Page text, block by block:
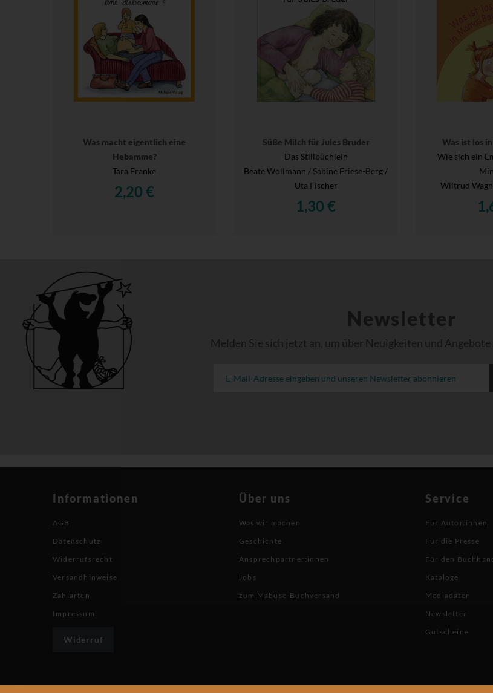
Was macht eigentlich eine
Hebamme?
Tara Franke
2,20 €
Süße Milch für Jules Bruder
Das Stillbüchlein
Beate Wollmann / Sabine Friese-Berg /
Uta Fischer
1,30 €
Was ist los
Wie sich ein
Wiltrud
Newsletter
Melden Sie sich jetzt an, um über Neuigkeiten und
Informationen
AGB
Datenschutz
Widerrufsrecht
Versandhinweise
Zahlarten
Impressum
Widerruf
Über uns
Was wir machen
Geschichte
Ansprechpartner:innen
Jobs
zum Mabuse-Buchversand
Service
Für Autor:innen
Für die Presse
Für den
Kataloge
Mediadaten
Newsletter
Gutscheine